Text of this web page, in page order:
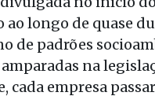
longo de quase
de padrões
na
cada empresa